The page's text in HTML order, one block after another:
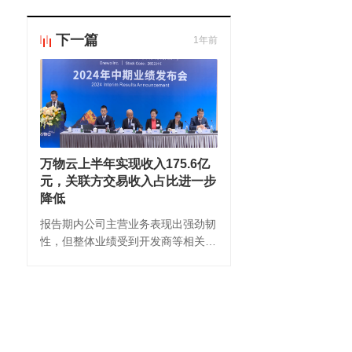
下一篇 1年前
万物云上半年实现收入175.6亿
元，关联方交易收入占比进一步
降低
报告期内公司主营业务表现出强劲韧
性，但整体业绩受到开发商等相关业